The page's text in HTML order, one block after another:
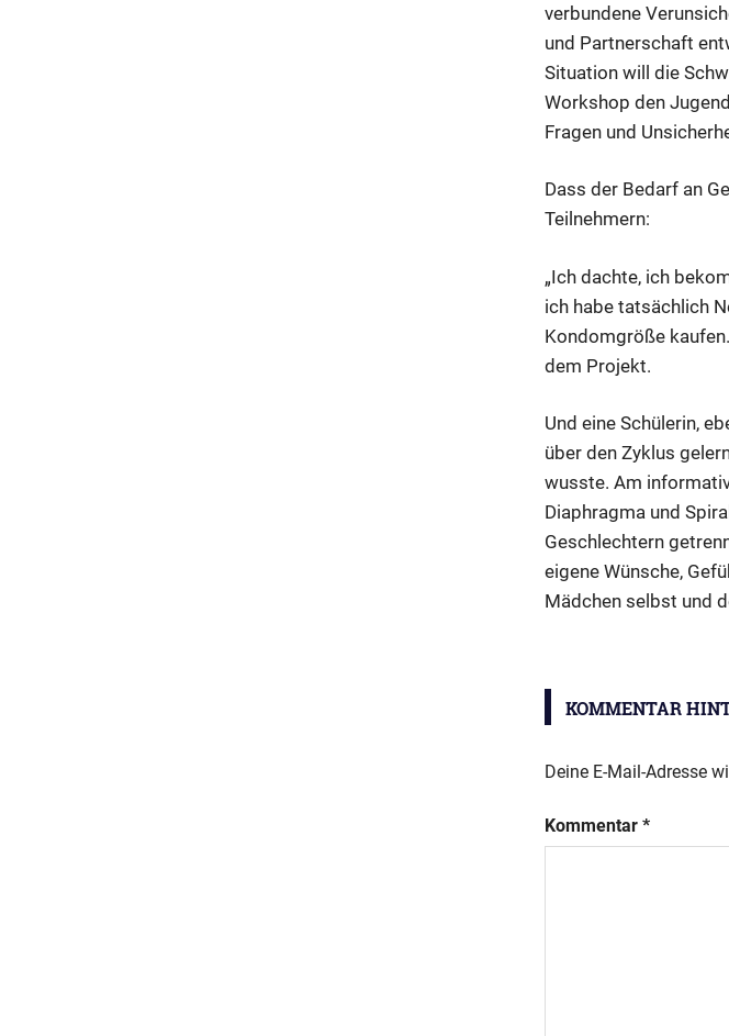
verbundene
und Partnerschaft
Situation will die
Workshop den
Fragen und
Dass der Bedarf an
Teilnehmern:
„Ich dachte, ich
ich habe tatsächlich
Kondomgröße
dem Projekt.
Und eine Schülerin,
über den Zyklus
wusste. Am
Diaphragma und
Geschlechtern
eigene Wünsche,
Mädchen selbst und
KOMMENTAR
Deine E-Mail-Adresse
Kommentar *